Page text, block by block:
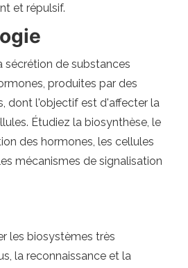
et répulsif.
sécrétion de substances
produites par des
dont l'objectif est d'affecter la
Étudiez la biosynthèse, le
des hormones, les cellules
mécanismes de signalisation
les biosystèmes très
la reconnaissance et la